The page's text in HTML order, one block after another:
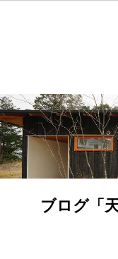
ブログ「